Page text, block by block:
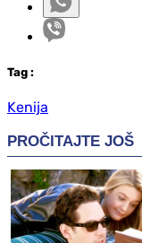
Tag :
Kenija